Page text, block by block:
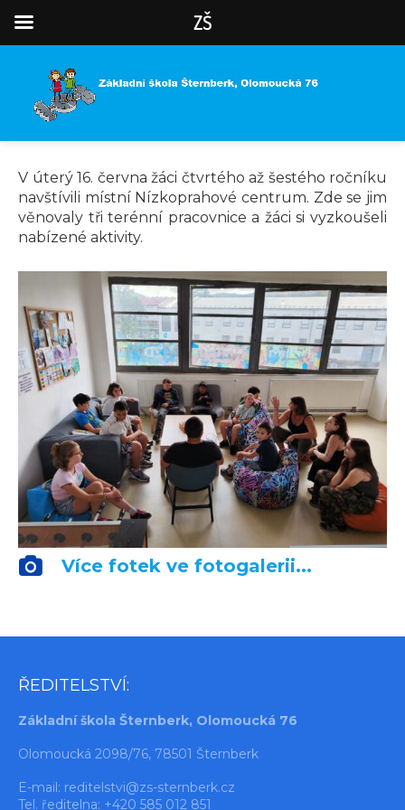
V úterý 16. června žáci čtvrtého až šestého ročníku
navštívili místní Nízkoprahové centrum. Zde se jim
věnovaly tři terénní pracovnice a žáci si vyzkoušeli
nabízené aktivity.
Více fotek ve fotogalerii...
ŘEDITELSTVÍ:
Základní škola Šternberk, Olomoucká 76
Olomoucká 2098/76, 78501 Šternberk
E-mail: reditelstvi@zs-sternberk.cz
Tel. ředitelna: +420 585 012 851
ZŠ